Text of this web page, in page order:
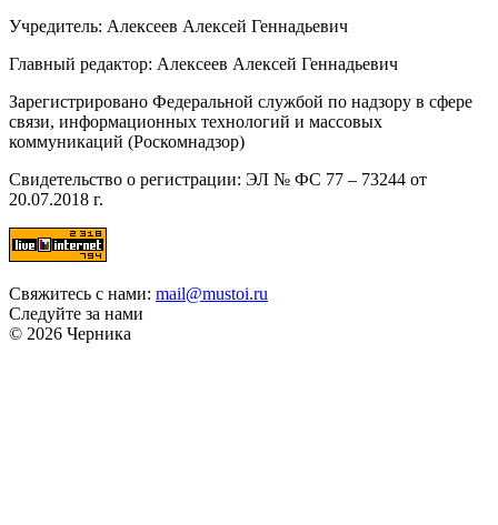
Учредитель: Алексеев Алексей Геннадьевич
Главный редактор: Алексеев Алексей Геннадьевич
Зарегистрировано Федеральной службой по надзору в сфере
связи, информационных технологий и массовых
коммуникаций (Роскомнадзор)
Свидетельство о регистрации: ЭЛ № ФС 77 – 73244 от
20.07.2018 г.
Свяжитесь с нами: mail@mustoi.ru
Следуйте за нами
© 2026 Черника